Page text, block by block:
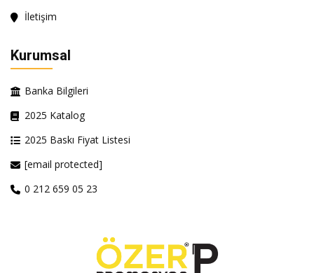
İletişim
Kurumsal
Banka Bilgileri
2025 Katalog
2025 Baskı Fiyat Listesi
[email protected]
0 212 659 05 23